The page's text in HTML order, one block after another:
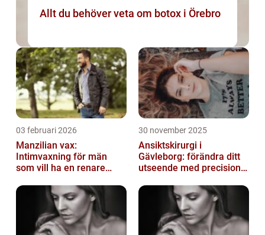
Allt du behöver veta om botox i Örebro
03 februari 2026
Manzilian vax:
Intimvaxning för män
som vill ha en renare
30 november 2025
Ansiktskirurgi i
Gävleborg: förändra ditt
utseende med precision